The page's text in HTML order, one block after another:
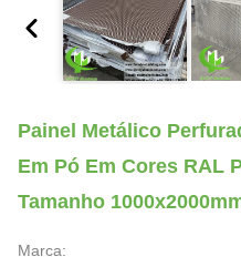
Painel Metálico
Em Pó Em Cores RAL
Tamanho
Marca: